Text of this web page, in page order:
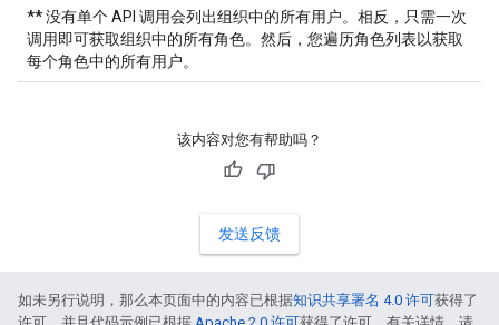
**没有单个 API 调用会列出组织中的所有用户。相反，只需一次
调用即可获取组织中的所有角色。然后，您遍历角色列表以获取
每个角色中的所有用户。
该内容对您有帮助吗？
发送反馈
如未另行说明，那么本页面中的内容已根据知识共享署名 4.0 许可获得了